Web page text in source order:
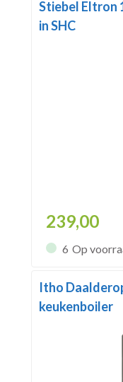
Stiebel Eltron
in SHC
239,00
6 Op
Itho
keukenboiler